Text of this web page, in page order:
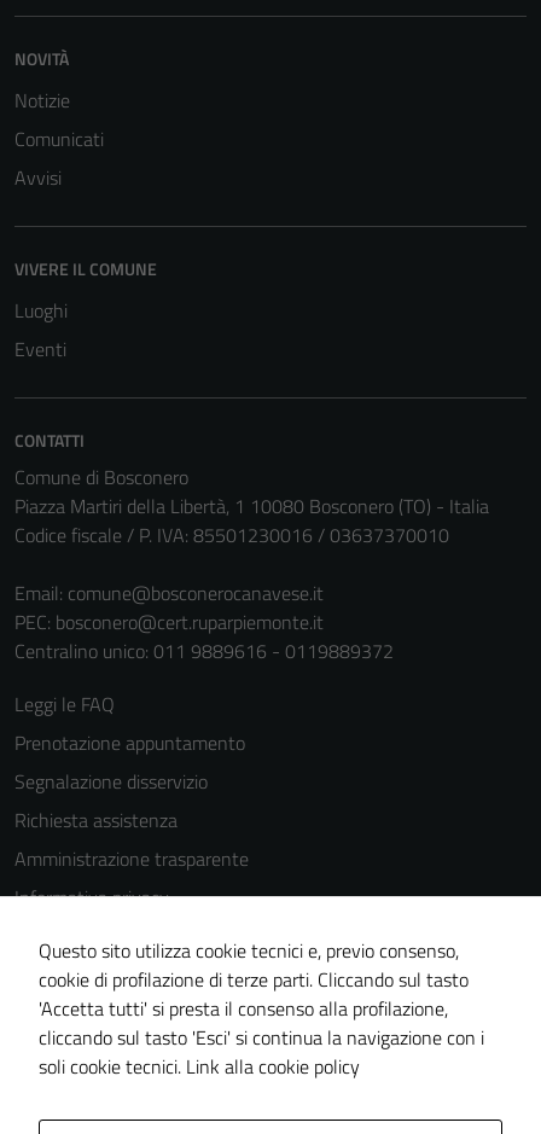
NOVITÀ
Notizie
Comunicati
Avvisi
VIVERE IL COMUNE
Luoghi
Eventi
CONTATTI
Comune di Bosconero
Piazza Martiri della Libertà, 1 10080 Bosconero (TO) - Italia
Codice fiscale / P. IVA: 85501230016 / 03637370010
Email: comune@bosconerocanavese.it
PEC: bosconero@cert.ruparpiemonte.it
Centralino unico: 011 9889616 - 0119889372
Leggi le FAQ
Prenotazione appuntamento
Segnalazione disservizio
Richiesta assistenza
Amministrazione trasparente
Informativa privacy
Cookie Policy
Note legali
Dichiarazione di accessibilità
Piano di miglioramento del sito
Questo sito utilizza cookie tecnici e, previo consenso,
cookie di profilazione di terze parti. Cliccando sul tasto
'Accetta tutti' si presta il consenso alla profilazione,
cliccando sul tasto 'Esci' si continua la navigazione con i
soli cookie tecnici. Link alla cookie policy
funzionamento
informazioni